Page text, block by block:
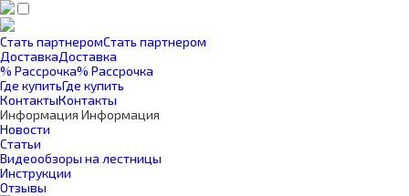
Стать партнеромСтать партнером
ДоставкаДоставка
% Рассрочка% Рассрочка
Где купитьГде купить
КонтактыКонтакты
Информация Информация
Новости
Статьи
Видеообзоры на лестницы
Инструкции
Отзывы